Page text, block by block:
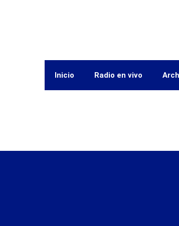
Inicio Radio en vivo